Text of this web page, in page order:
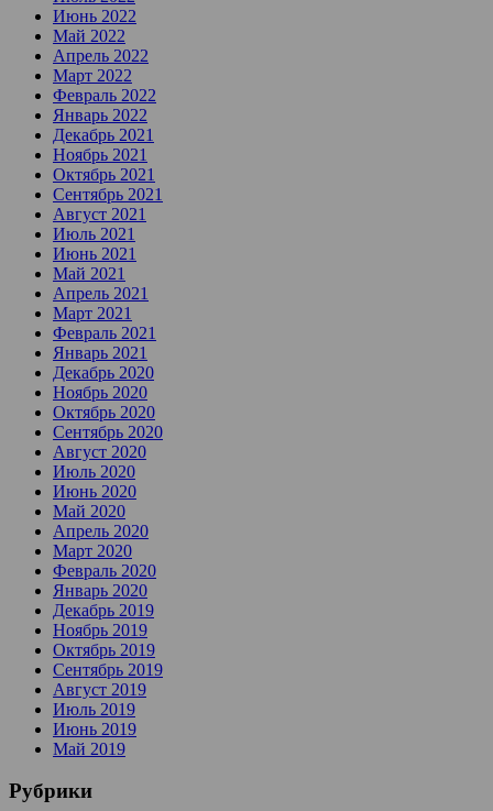
Июнь 2022
Май 2022
Апрель 2022
Март 2022
Февраль 2022
Январь 2022
Декабрь 2021
Ноябрь 2021
Октябрь 2021
Сентябрь 2021
Август 2021
Июль 2021
Июнь 2021
Май 2021
Апрель 2021
Март 2021
Февраль 2021
Январь 2021
Декабрь 2020
Ноябрь 2020
Октябрь 2020
Сентябрь 2020
Август 2020
Июль 2020
Июнь 2020
Май 2020
Апрель 2020
Март 2020
Февраль 2020
Январь 2020
Декабрь 2019
Ноябрь 2019
Октябрь 2019
Сентябрь 2019
Август 2019
Июль 2019
Июнь 2019
Май 2019
Рубрики